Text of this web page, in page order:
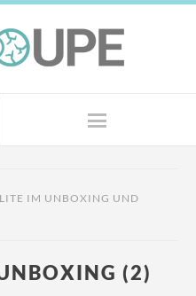
IM UNBOXING UND
(2)